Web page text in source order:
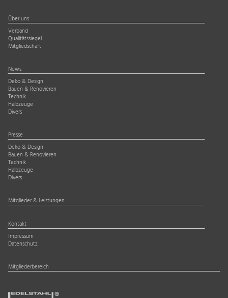
Über uns
Verband
Qualitätssiegel
Mitgliedschaft
News
Deko & Design
Bauen & Renovieren
Technik
Halbzeuge
Divers
Presse
Deko & Design
Bauen & Renovieren
Technik
Halbzeuge
Divers
Mitglieder & Leistungen
Kontakt
Impressum
Datenschutz
Mitgliederbereich